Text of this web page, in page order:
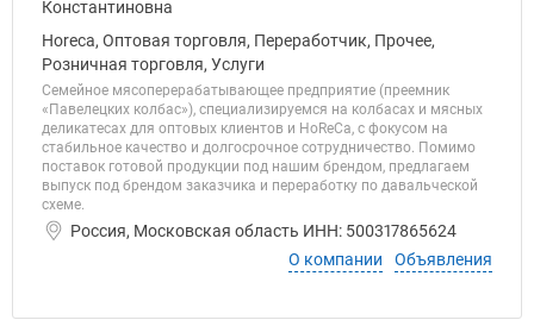
Horeca, Оптовая торговля, Переработчик, Прочее,
Розничная торговля, Услуги
Семейное мясоперерабатывающее предприятие (преемник
«Павелецких колбас»), специализируемся на колбасах и мясных
деликатесах для оптовых клиентов и HoReCa, с фокусом на
стабильное качество и долгосрочное сотрудничество. Помимо
поставок готовой продукции под нашим брендом, предлагаем
выпуск под брендом заказчика и переработку по давальческой
схеме.
Россия, Московская область ИНН: 500317865624
О компании
Объявления